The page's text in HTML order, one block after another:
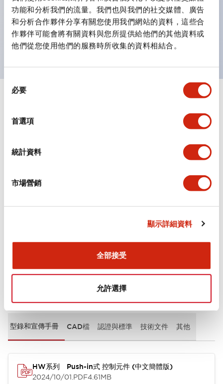
功能和分析我們的流量。我們也與我們的社交媒體、廣告
和分析合作夥伴分享有關您使用我們網站的資料，這些合
作夥伴可能會將有關資料與您所提供給他們的其他資料或
他們從您使用他們的服務時所收集的資料相結合。
必要
首選項
統計資料
市場營銷
顯示詳細資料
全部接受
允許選擇
示燈的亮燈/熄燈狀態，以及點燈時的顏色識別。
符合 ISO 3864-4 安全色規範：在危險或緊急狀況下，
顏色表現更明確鮮明，便於更多人識別。
審美規範
環境規範
功能規格
機械規格
型錄和宣傳手冊 CAD檔 認證與標準 技術文件 其他
HW系列 Push-in式 控制元件 (中文簡體版)
2024/10/01.PDF4.61MB